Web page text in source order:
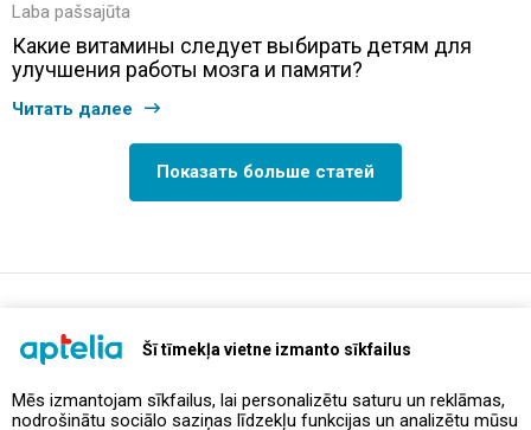
Šī tīmekļa vietne izmanto sīkfailus
Mēs izmantojam sīkfailus, lai personalizētu saturu un reklāmas,
nodrošinātu sociālo saziņas līdzekļu funkcijas un analizētu mūsu
Laba pašsajūta
Какие витамины следует выбирать детям для
улучшения работы мозга и памяти?
Читать далее
Показать больше статей